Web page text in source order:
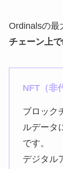
Ordinalsの最
チェーン上
NFT（非
ブロック
ルデータ
です。
デジタル